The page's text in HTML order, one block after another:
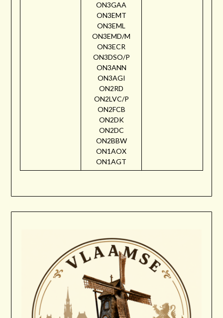
ON3GAA
ON3EMT
ON3EML
ON3EMD/M
ON3ECR
ON3DSO/P
ON3ANN
ON3AGI
ON2RD
ON2LVC/P
ON2FCB
ON2DK
ON2DC
ON2BBW
ON1AOX
ON1AGT